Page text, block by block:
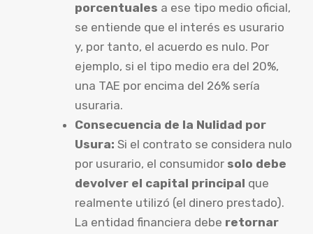
porcentuales a ese tipo medio oficial,
se entiende que el interés es usurario
y, por tanto, el acuerdo es nulo. Por
ejemplo, si el tipo medio era del 20%,
una TAE por encima del 26% sería
usuraria.
Consecuencia de la Nulidad por
Usura: Si el contrato se considera nulo
por usurario, el consumidor solo debe
devolver el capital principal que
realmente utilizó (el dinero prestado).
La entidad financiera debe retornar